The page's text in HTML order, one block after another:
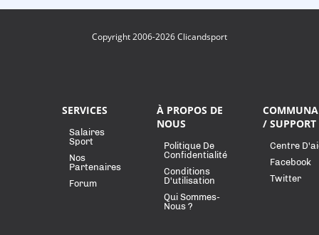
Copyright 2006-2026 Clicandsport
SERVICES
Salaires
Sport
Nos
Partenaires
Forum
À PROPOS DE
NOUS
Politique De
Confidentialité
Conditions
D'utilisation
Qui Sommes-
Nous ?
/ SUPPORT
Centre
Facebook
Twitter